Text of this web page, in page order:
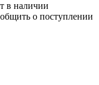
о поступлении